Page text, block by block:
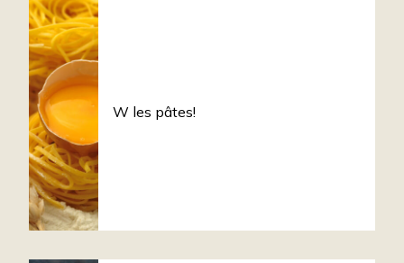
W les pâtes!